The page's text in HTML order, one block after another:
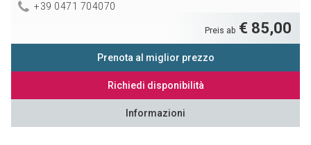
+39 0471 704070
Preis ab € 85,00
Prenota al miglior prezzo
Richiedi disponibilità
Informazioni